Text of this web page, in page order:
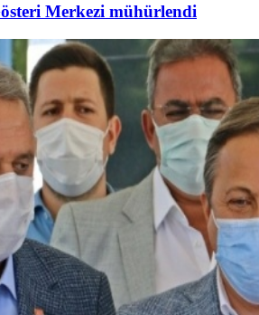
Merkezi mühürlendi